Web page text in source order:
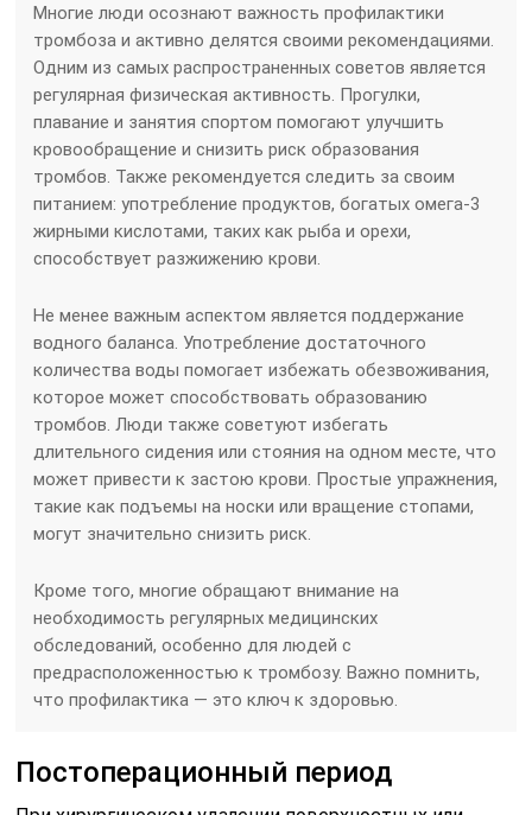
Многие люди осознают важность профилактики
тромбоза и активно делятся своими рекомендациями.
Одним из самых распространенных советов является
регулярная физическая активность. Прогулки,
плавание и занятия спортом помогают улучшить
кровообращение и снизить риск образования
тромбов. Также рекомендуется следить за своим
питанием: употребление продуктов, богатых омега-3
жирными кислотами, таких как рыба и орехи,
способствует разжижению крови.
Не менее важным аспектом является поддержание
водного баланса. Употребление достаточного
количества воды помогает избежать обезвоживания,
которое может способствовать образованию
тромбов. Люди также советуют избегать
длительного сидения или стояния на одном месте, что
может привести к застою крови. Простые упражнения,
такие как подъемы на носки или вращение стопами,
могут значительно снизить риск.
Кроме того, многие обращают внимание на
необходимость регулярных медицинских
обследований, особенно для людей с
предрасположенностью к тромбозу. Важно помнить,
что профилактика — это ключ к здоровью.
Постоперационный период